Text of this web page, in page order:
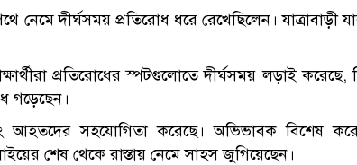
নেমে দীর্ঘসময় প্রতিরোধ ধরে রেখেছিলেন। যাত্রাবাড়ী
প্রতিরোধের স্পটগুলোতে দীর্ঘসময় লড়াই করেছে,
গড়েছেন।
আহতদের সহযোগিতা করেছে। অভিভাবক বিশেষ করে
শেষ থেকে রাস্তায় নেমে সাহস জুগিয়েছেন।